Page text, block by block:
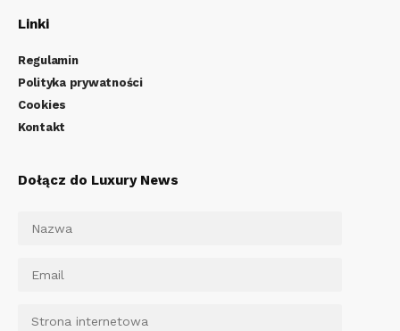
Linki
Regulamin
Polityka prywatności
Cookies
Kontakt
Dołącz do Luxury News